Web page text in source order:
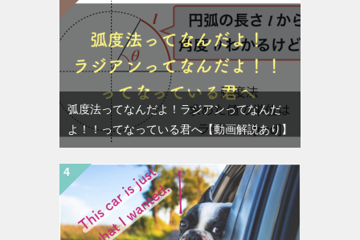
弧度法ってなんだよ！ラジアンってなんだ
よ！！ってなっている君へ【動画解説あり】